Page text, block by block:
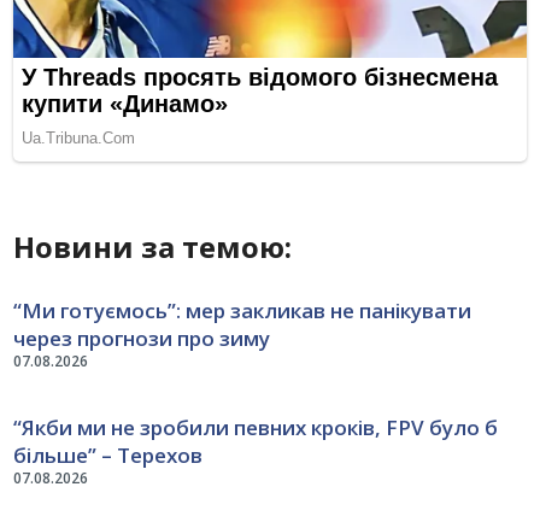
Новини за темою:
07.08.2026
“Ми готуємось”: мер закликав не панікувати
через прогнози про зиму
07.08.2026
“Якби ми не зробили певних кроків, FPV було б
більше” – Терехов